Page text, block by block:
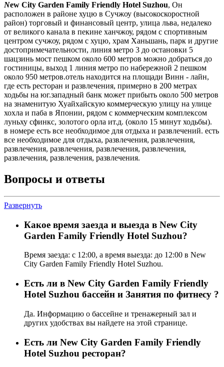
New City Garden Family Friendly Hotel Suzhou, Он
расположен в районе хуцю в Сучжоу (высокоскоростной
район) торговый и финансовый центр, улица льва, недалеко
от великого канала в пекине ханчжоу, рядом с спортивным
центром сучжоу, рядом с хуцю, храм Ханьшань, парк и другие
достопримечательности, линия метро 3 до остановки 5
шацзинь мост пешком около 600 метров можно добраться до
гостиницы, выход 1 линия метро по набережной 2 пешком
около 950 метров.отель находится на площади Винн - лайн,
где есть ресторан и развлечения, примерно в 200 метрах
ходьбы на юг.западный банк может прибыть около 500 метров
на знаменитую Хуайхайскую коммерческую улицу на улице
хохла и паба в Японии, рядом с коммерческим комплексом
луньху сфинкс, золотого орла ит.д. (около 15 минут ходьбы).
в номере есть все необходимое для отдыха и развлечений. есть
все необходимое для отдыха, развлечения, развлечения,
развлечения, развлечения, развлечения, развлечения,
развлечения, развлечения, развлечения.
Вопросы и ответы
Развернуть
Какое время заезда и выезда в New City
Garden Family Friendly Hotel Suzhou?
Время заезда: с 12:00, а время выезда: до 12:00 в New
City Garden Family Friendly Hotel Suzhou.
Есть ли в New City Garden Family Friendly
Hotel Suzhou бассейн и Занятия по фитнесу ?
Да. Информацию о бассейне и тренажерный зал и
других удобствах вы найдете на этой странице.
Eсть ли New City Garden Family Friendly
Hotel Suzhou ресторан?